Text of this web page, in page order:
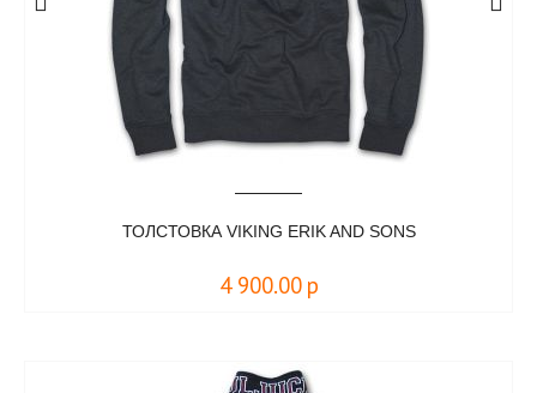
ТОЛСТОВКА VIKING ERIK AND SONS
4 900.00 р